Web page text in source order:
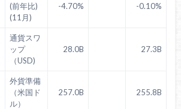
(前年比)
(11月)
-4.70% -0.10%
通貨スワ
ップ
（USD)
28.0B 27.3B
外貨準備
（米国ド
ル）
257.0B 255.8B